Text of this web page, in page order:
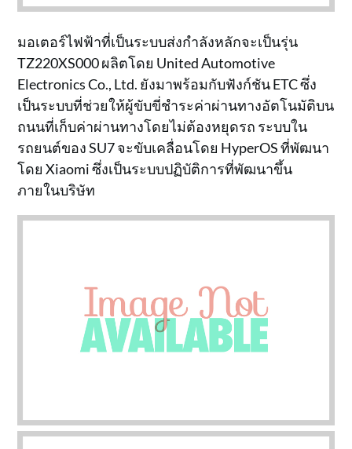
มอเตอร์ไฟฟ้าที่เป็นระบบส่งกำลังหลักจะเป็นรุ่น
TZ220XS000 ผลิตโดย United Automotive
Electronics Co., Ltd. ยังมาพร้อมกับฟังก์ชัน ETC ซึ่ง
เป็นระบบที่ช่วยให้ผู้ขับขี่ชำระค่าผ่านทางอัตโนมัติบน
ถนนที่เก็บค่าผ่านทางโดยไม่ต้องหยุดรถ ระบบใน
รถยนต์ของ SU7 จะขับเคลื่อนโดย HyperOS ที่พัฒนา
โดย Xiaomi ซึ่งเป็นระบบปฏิบัติการที่พัฒนาขึ้น
ภายในบริษัท